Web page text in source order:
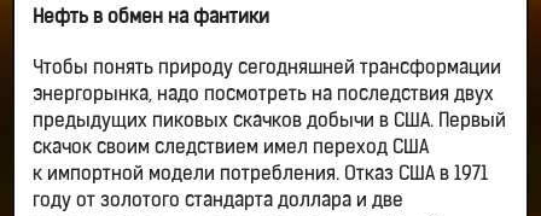
Нефть в обмен на фантики
Чтобы понять природу сегодняшней трансформации
энергорынка, надо посмотреть на последствия двух
предыдущих пиковых скачков добычи в США. Первый
скачок своим следствием имел переход США
к импортной модели потребления. Отказ США в 1971
году от золотого стандарта доллара и две